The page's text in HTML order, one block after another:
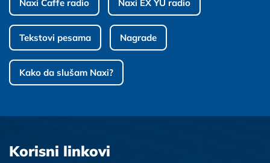
Naxi Caffe radio Naxi EX YU radio
Tekstovi pesama Nagrade
Kako da slušam Naxi?
Korisni linkovi